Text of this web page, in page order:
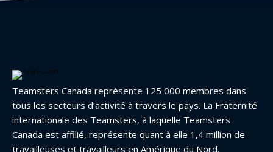
Teamsters Canada représente 125 000 membres dans
tous les secteurs d’activité à travers le pays. La Fraternité
internationale des Teamsters, à laquelle Teamsters
Canada est affilié, représente quant à elle 1,4 million de
travailleuses et travailleurs en Amérique du Nord.